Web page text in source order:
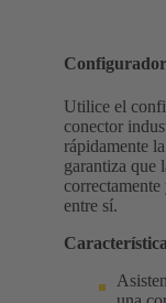
Utilice el
conector
rápidamente
garantiza que
entre sí.